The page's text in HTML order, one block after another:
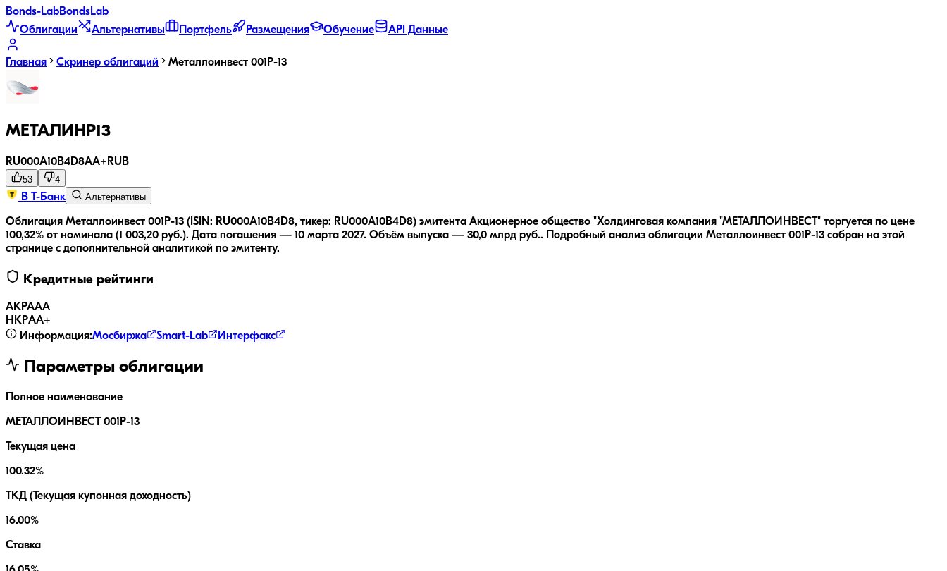
Bonds-LabBondsLab
Облигации
Альтернативы Портфель Размещения Обучение API Данные
Главная Скринер облигаций Металлоинвест 001P-13
МЕТАЛИНP13
RU000A10B4D8AA+ RUB
53 4
В Т-Банк Альтернативы
Облигация Металлоинвест 001P-13 (ISIN: RU000A10B4D8, тикер: RU000A10B4D8) эмитента Акционерное общество "Холдинговая компания "МЕТАЛЛОИНВЕСТ" торгуется по цене
100,32% от номинала (1 003,20 руб.). Дата погашения — 10 марта 2027. Объём выпуска — 30,0 млрд руб.. Подробный анализ облигации Металлоинвест 001P-13 собран на этой
странице с дополнительной аналитикой по эмитенту.
Кредитные рейтинги
АКРАAA
НКРAA+
Информация:Мосбиржа Smart-Lab Интерфакс
Параметры облигации
Полное наименование
МЕТАЛЛОИНВЕСТ 001P-13
Текущая цена
100.32%
ТКД (Текущая купонная доходность)
16.00%
Ставка